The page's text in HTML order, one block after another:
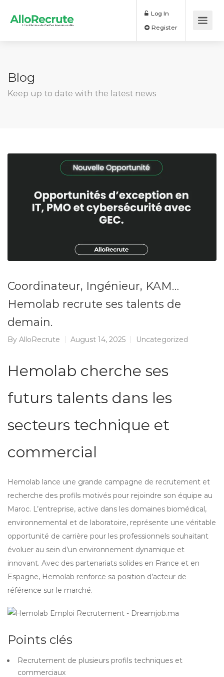
Log In
Blog
Keep up to date with the latest news
Coordinateur, Ingénieur, KAM…
Hemolab recrute ses talents de
demain.
By AlloRecrute August 14, 2025 Uncategorized
Hemolab cherche ses
futurs talents dans les
secteurs technique et
commercial
Hemolab lance une grande campagne de recrutement et
recherche des profils motivés pour rejoindre son équipe au
Maroc. L’entreprise, active dans les domaines biomédical,
environnemental et de laboratoire, représente une véritable
opportunité de carrière pour les professionnels souhaitant
évoluer au sein d’un environnement dynamique et
innovant. Avec des partenariats solides en France et en
Espagne, Hemolab renforce sa position d’acteur de
référence sur le marché.
Points clés
Recrutement de plusieurs profils techniques et
commerciaux